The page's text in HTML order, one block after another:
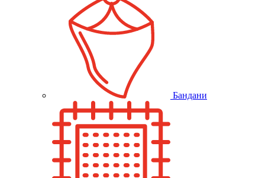
Бандани